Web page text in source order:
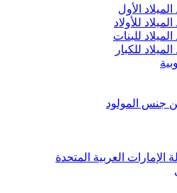
الأول
للأولاد
للبنات
للكبار
جنس المولود
الإمارات العربية المتحدة